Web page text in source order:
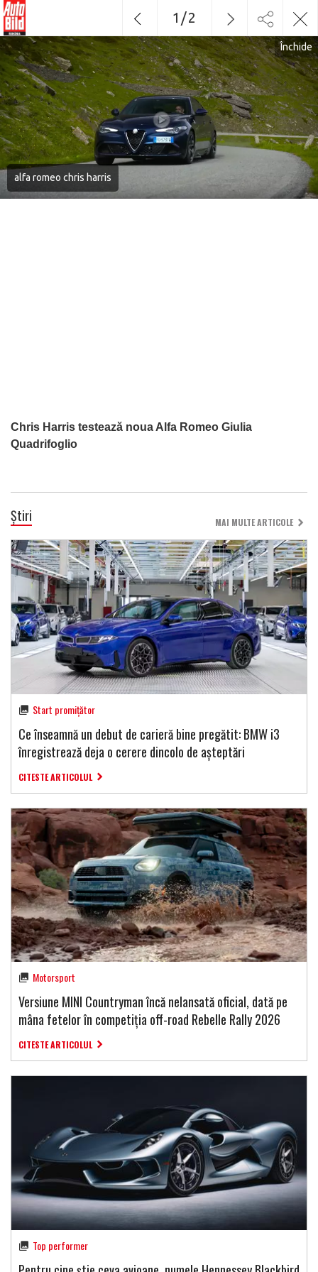
alfa romeo chris harris
Chris Harris testează noua Alfa Romeo Giulia
Quadrifoglio
Închide
1 /2
Știri MAI MULTE ARTICOLE
Start promițător
Ce înseamnă un debut de carieră bine pregătit: BMW i3
înregistrează deja o cerere dincolo de așteptări
CITESTE ARTICOLUL
Motorsport
Versiune MINI Countryman încă nelansată oficial, dată pe
mâna fetelor în competiția off-road Rebelle Rally 2026
CITESTE ARTICOLUL
Top performer